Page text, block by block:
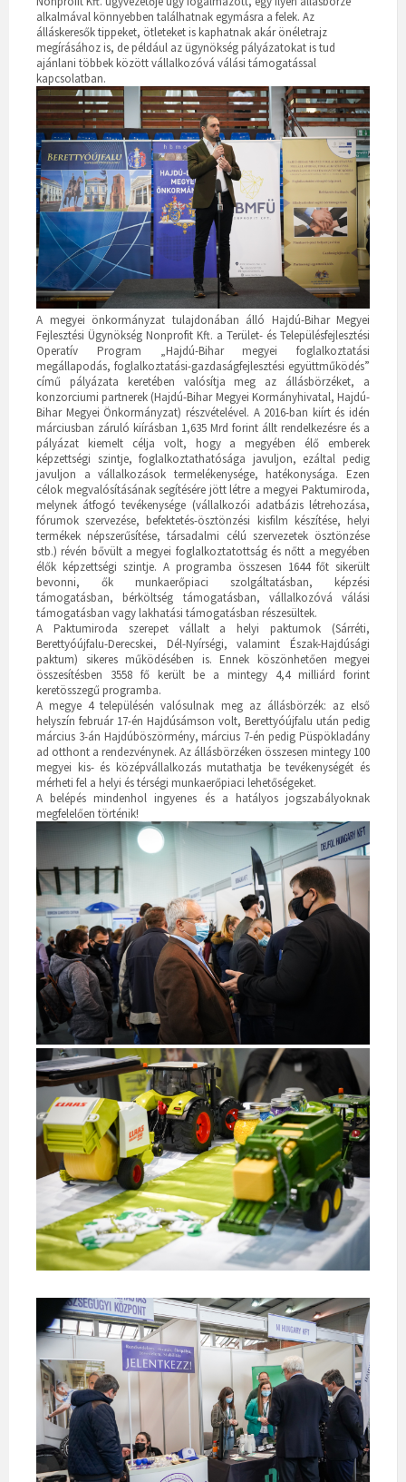
alkalmával könnyebben találhatnak egymásra a felek. Az
álláskeresők tippeket, ötleteket is kaphatnak akár önéletrajz
megírásához is, de például az ügynökség pályázatokat is tud
ajánlani többek között vállalkozóvá válási támogatással
kapcsolatban.
A megyei önkormányzat tulajdonában álló Hajdú-Bihar Megyei
Fejlesztési Ügynökség Nonprofit Kft. a Terület- és Településfejlesztési
Operatív Program „Hajdú-Bihar megyei foglalkoztatási
megállapodás, foglalkoztatási-gazdaságfejlesztési együttműködés”
című pályázata keretében valósítja meg az állásbörzéket, a
konzorciumi partnerek (Hajdú-Bihar Megyei Kormányhivatal, Hajdú-
Bihar Megyei Önkormányzat) részvételével. A 2016-ban kiírt és idén
márciusban záruló kiírásban 1,635 Mrd forint állt rendelkezésre és a
pályázat kiemelt célja volt, hogy a megyében élő emberek
képzettségi szintje, foglalkoztathatósága javuljon, ezáltal pedig
javuljon a vállalkozások termelékenysége, hatékonysága. Ezen
célok megvalósításának segítésére jött létre a megyei Paktumiroda,
melynek átfogó tevékenysége (vállalkozói adatbázis létrehozása,
fórumok szervezése, befektetés-ösztönzési kisfilm készítése, helyi
termékek népszerűsítése, társadalmi célú szervezetek ösztönzése
stb.) révén bővült a megyei foglalkoztatottság és nőtt a megyében
élők képzettségi szintje. A programba összesen 1644 főt sikerült
bevonni, ők munkaerőpiaci szolgáltatásban, képzési
támogatásban, bérköltség támogatásban, vállalkozóvá válási
támogatásban vagy lakhatási támogatásban részesültek.
A Paktumiroda szerepet vállalt a helyi paktumok (Sárréti,
Berettyóújfalu-Derecskei, Dél-Nyírségi, valamint Észak-Hajdúsági
paktum) sikeres működésében is. Ennek köszönhetően megyei
összesítésben 3558 fő került be a mintegy 4,4 milliárd forint
keretösszegű programba.
A megye 4 településén valósulnak meg az állásbörzék: az első
helyszín február 17-én Hajdúsámson volt, Berettyóújfalu után pedig
március 3-án Hajdúböszörmény, március 7-én pedig Püspökladány
ad otthont a rendezvénynek. Az állásbörzéken összesen mintegy 100
megyei kis- és középvállalkozás mutathatja be tevékenységét és
mérheti fel a helyi és térségi munkaerőpiaci lehetőségeket.
A belépés mindenhol ingyenes és a hatályos jogszabályoknak
megfelelően történik!